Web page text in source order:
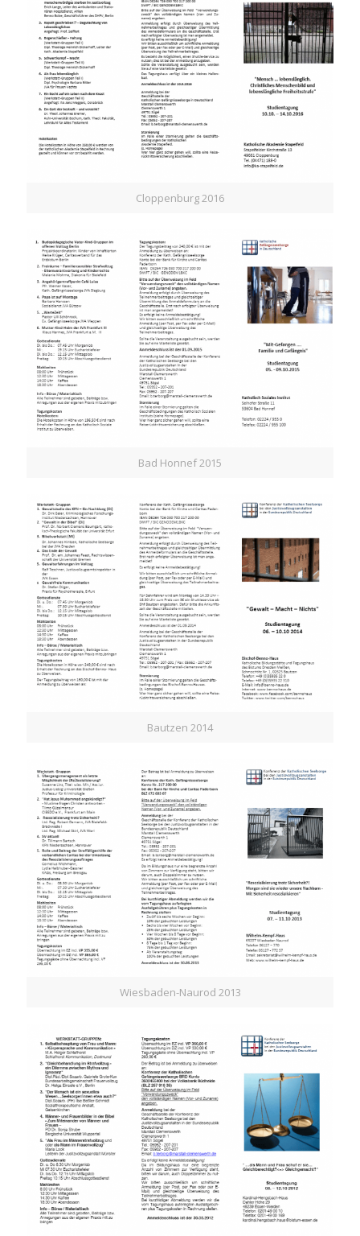
Cloppenburg 2016
Bad Honnef 2015
Bautzen 2014
Wiesbaden-Naurod 2013